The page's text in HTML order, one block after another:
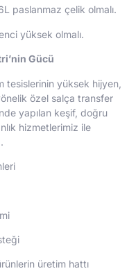
paslanmaz çelik olmalı.
yüksek olmalı.
Gücü
tesislerinin yüksek hijyen,
özel salça transfer
yapılan keşif, doğru
hizmetlerimiz ile
üretim hattı